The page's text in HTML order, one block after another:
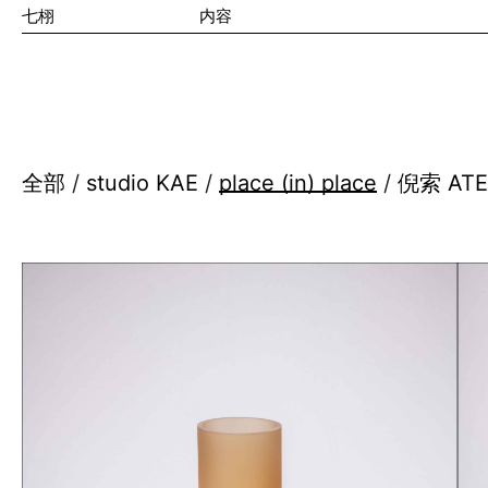
七栩 内容
全部 / studio KAE / place (in) place / 倪索